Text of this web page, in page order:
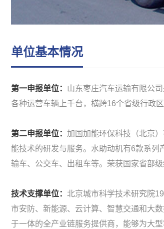
单位基本情况
第一申报单位： 山东枣庄汽车运输有限公
各种运营车辆上千台，横跨16个省级行政区
第二申报单位： 加国加能环保科技（北京
能技术的研发与服务。水助动机有6款系
输车、公交车、出租车等。荣获国家省部
技术支撑单位： 北京城市科学技术研究院
市安防、新能源、云计算、智慧交通和大
于一体的全产业链服务提供商，能够为大